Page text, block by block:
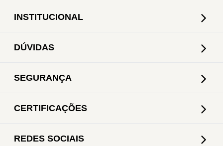
INSTITUCIONAL
DÚVIDAS
SEGURANÇA
CERTIFICAÇÕES
REDES SOCIAIS